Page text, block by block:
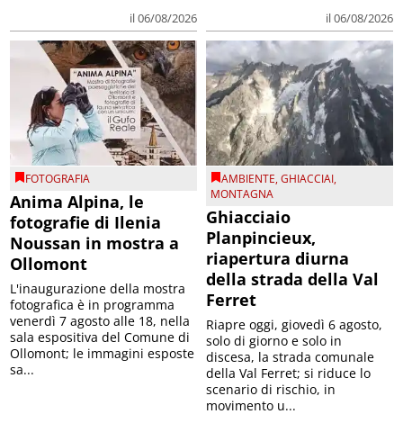
il 06/08/2026 il 06/08/2026
FOTOGRAFIA
Anima Alpina, le
fotografie di Ilenia
Noussan in mostra a
Ollomont
L'inaugurazione della mostra
fotografica è in programma
venerdì 7 agosto alle 18, nella
sala espositiva del Comune di
Ollomont; le immagini esposte
sa...
AMBIENTE,GHIACCIAI,
MONTAGNA
Ghiacciaio
Planpincieux,
riapertura diurna
della strada della Val
Ferret
Riapre oggi, giovedì 6 agosto,
solo di giorno e solo in
discesa, la strada comunale
della Val Ferret; si riduce lo
scenario di rischio, in
movimento u...